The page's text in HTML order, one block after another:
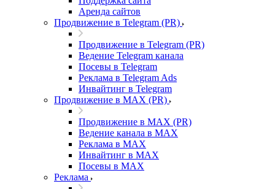
Аренда сайтов
Продвижение в Telegram (PR)
Продвижение в Telegram (PR)
Ведение Telegram канала
Посевы в Telegram
Реклама в Telegram Ads
Инвайтинг в Telegram
Продвижение в MAX (PR)
Продвижение в MAX (PR)
Ведение канала в MAX
Реклама в MAX
Инвайтинг в MAX
Посевы в MAX
Реклама